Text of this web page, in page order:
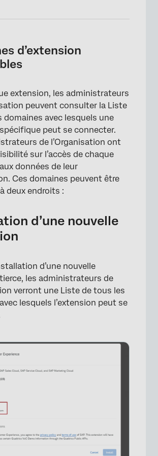
×
×
d’extension
extension, les administrateurs
peuvent consulter la Liste
domaines avec lesquels une
peut se connecter.
de l’Organisation ont
sur l’accès de chaque
données de leur
Ces domaines peuvent être
deux endroits :
d’une nouvelle
d’une nouvelle
les administrateurs de
verront une Liste de tous les
lesquels l’extension peut se